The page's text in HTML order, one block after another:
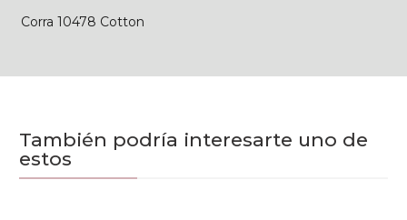
Corra 10478 Cotton
También podría interesarte uno de
estos